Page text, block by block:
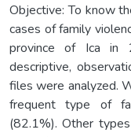
Objective: To know
cases of family
province of Ica in
descriptive,
files were analyzed.
frequent type of
(82.1%). Other